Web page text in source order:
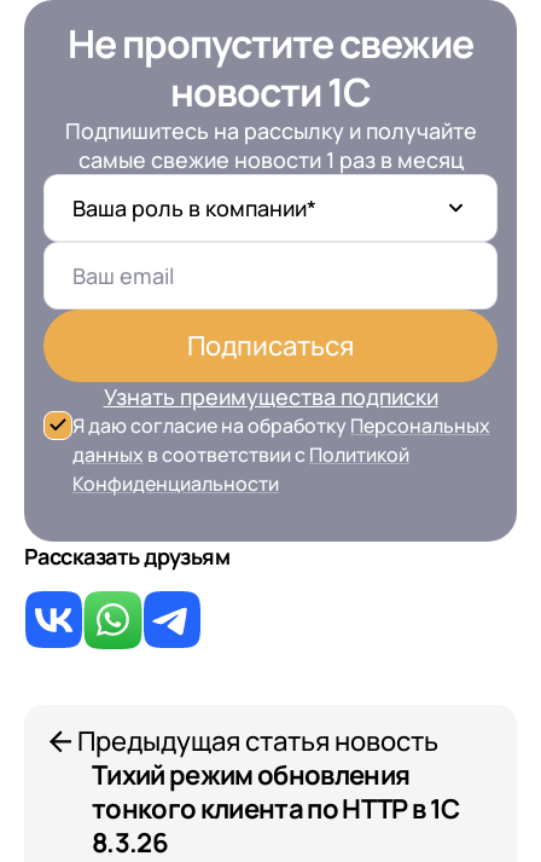
Не пропустите свежие
новости 1С
Подпишитесь на рассылку и получайте
самые свежие новости 1 раз в месяц
Ваша роль в компании*
Подписаться
Узнать преимущества подписки
Я даю согласие на обработку Персональных
данных в соответствии сПолитикой
Конфиденциальности
Рассказать друзьям
Предыдущая статья новость
Тихий режим обновления
тонкого клиента по HTTP в 1С
8.3.26